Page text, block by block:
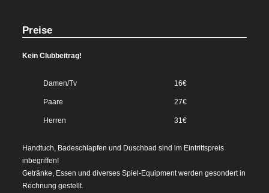
Preise
Kein Clubbeitrag!
Damen/Tv
Paare
Herren
16€
27€
31€
Handtuch, Badeschlapfen und Duschbad sind im Eintrittspreis
inbegriffen!
Getränke, Essen und diverses Spiel-Equipment werden gesondert in
Rechnung gestellt.